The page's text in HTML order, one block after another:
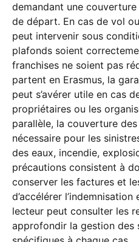
demandant une
de départ. En cas de vol
peut intervenir sous
plafonds soient
franchises ne soient pas
partent en Erasmus, la
peut s’avérer utile en cas
propriétaires ou les
parallèle, la couverture
nécessaire pour les
des eaux, incendie,
précautions consistent à
conserver les factures et
d’accélérer
lecteur peut consulter les
approfondir la gestion des